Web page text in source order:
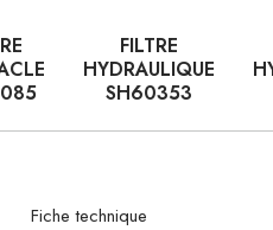
FILTRE
HYDRAULIQUE
SH60353
Fiche technique